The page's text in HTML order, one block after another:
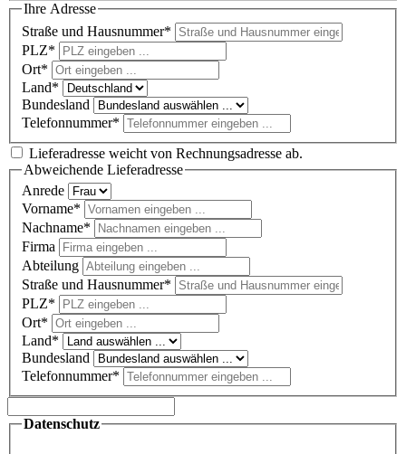
Ihre Adresse
Straße und Hausnummer*
PLZ*
Ort*
Land*
Bundesland
Telefonnummer*
Lieferadresse weicht von Rechnungsadresse ab.
Abweichende Lieferadresse
Anrede
Vorname*
Nachname*
Firma
Abteilung
Straße und Hausnummer*
PLZ*
Ort*
Land*
Bundesland
Telefonnummer*
Datenschutz